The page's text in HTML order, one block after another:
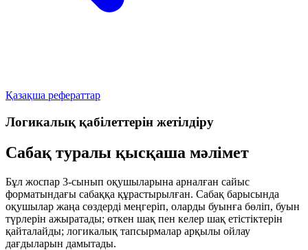
Қазақша рефераттар
Логикалық қабілеттерін жетілдіру
Сабақ туралы қысқаша мәлімет
Бұл жоспар 3-сынып оқушыларына арналған сайыс
форматындағы сабаққа құрастырылған. Сабақ барысында
оқушылар жаңа сөздерді меңгеріп, оларды буынға бөліп, буын
түрлерін ажыратады; өткен шақ пен келер шақ етістіктерін
қайталайды; логикалық тапсырмалар арқылы ойлау
дағдыларын дамытады.